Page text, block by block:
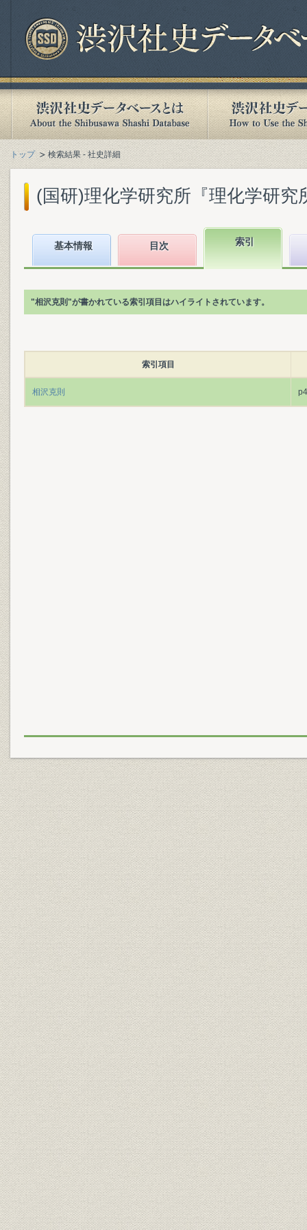
トップ 検索結果 - 社史詳細
(国研)理化学研究所『理化学研
基本情報 目次 索引
"相沢克則"が書かれている索引項目はハイライトされています。
索引項目
相沢克則